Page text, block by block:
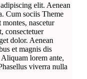
elit. Aenean
Cum sociis Theme
nascetur
consectetuer
dolor. Aenean
et magnis dis
lorem ante,
viverra nulla